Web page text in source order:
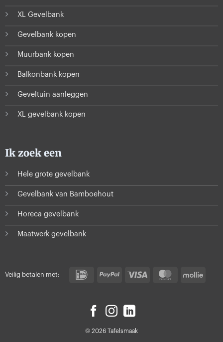
XL Gevelbank
Gevelbank kopen
Muurbank kopen
Balkonbank kopen
Geveltuin aanleggen
XL gevelbank kopen
Ik zoek een
Hele grote gevelbank
Gevelbank van Bamboehout
Horeca gevelbank
Maatwerk gevelbank
Veilig betalen met: IDeal PayPal Visa MasterCard
© 2026 Tafelsmaak